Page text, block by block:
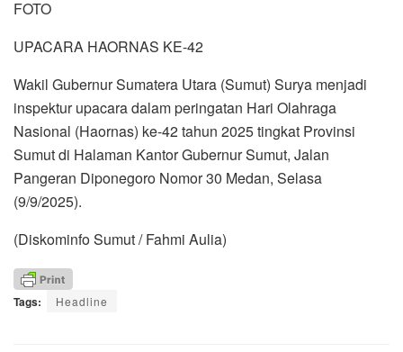
FOTO
UPACARA HAORNAS KE-42
Wakil Gubernur Sumatera Utara (Sumut) Surya menjadi
inspektur upacara dalam peringatan Hari Olahraga
Nasional (Haornas) ke-42 tahun 2025 tingkat Provinsi
Sumut di Halaman Kantor Gubernur Sumut, Jalan
Pangeran Diponegoro Nomor 30 Medan, Selasa
(9/9/2025).
(Diskominfo Sumut / Fahmi Aulia)
Tags: Headline